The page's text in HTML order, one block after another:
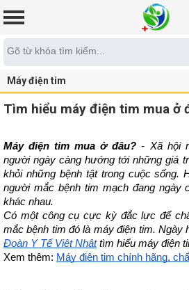
Máy điện tim
Tìm hiểu máy điện tim mua ở
Máy điện tim mua ở đâu? - Xã hội
người ngày càng hướng tới những giá
khỏi những bệnh tật trong cuộc sống.
người mắc bệnh tim mạch đang ngày
khác nhau.
Có một công cụ cực kỳ đắc lực để
mắc bệnh tim đó là máy điện tim. Ngày
Đoàn Y Tế Việt Nhật tìm hiểu máy điện
Xem thêm: Máy điện tim chính hãng,